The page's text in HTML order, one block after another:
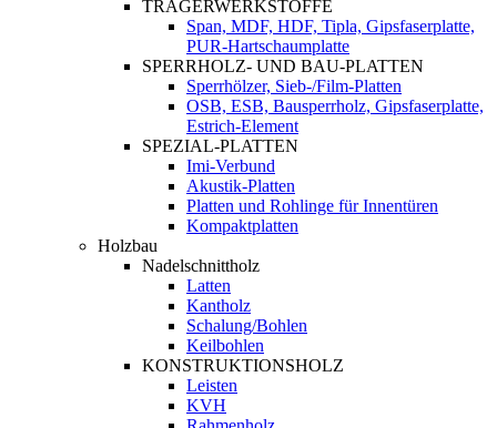
TRÄGERWERKSTOFFE
Span, MDF, HDF, Tipla, Gipsfaserplatte,
PUR-Hartschaumplatte
SPERRHOLZ- UND BAU-PLATTEN
Sperrhölzer, Sieb-/Film-Platten
OSB, ESB, Bausperrholz, Gipsfaserplatte,
Estrich-Element
SPEZIAL-PLATTEN
Imi-Verbund
Akustik-Platten
Platten und Rohlinge für Innentüren
Kompaktplatten
Holzbau
Nadelschnittholz
Latten
Kantholz
Schalung/Bohlen
Keilbohlen
KONSTRUKTIONSHOLZ
Leisten
KVH